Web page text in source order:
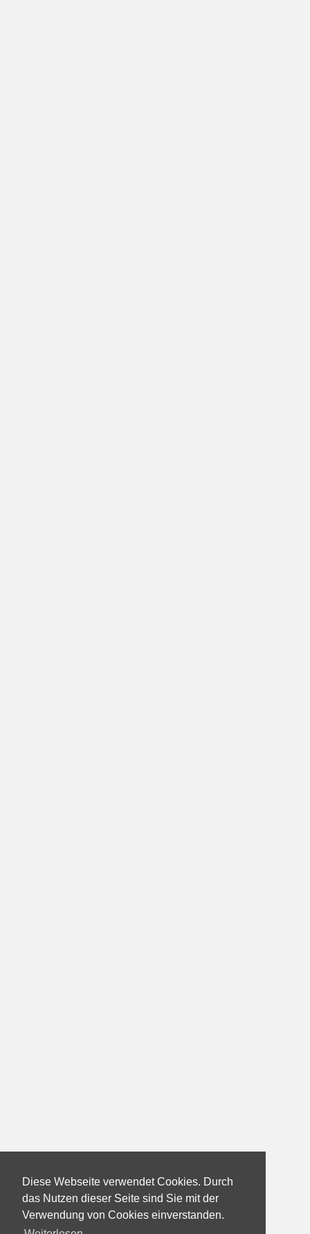
Diese Webseite verwendet Cookies. Durch
das Nutzen dieser Seite sind Sie mit der
Verwendung von Cookies einverstanden.